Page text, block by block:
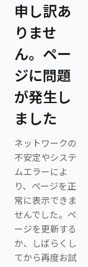
申し訳あ
りませ
ん。ペー
ジに問題
が発生し
ました
ネットワークの
不安定やシステ
ムエラーによ
り、ページを正
常に表示できま
せんでした。ペ
ージを更新する
か、しばらくし
てから再度お試